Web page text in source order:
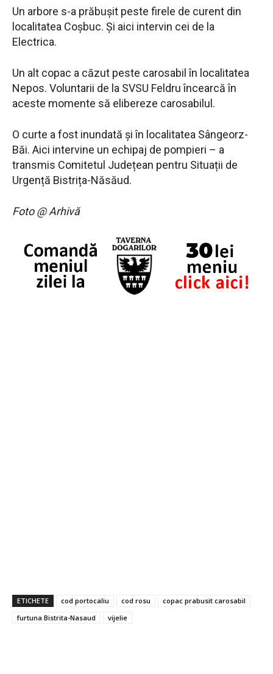
Un arbore s-a prăbușit peste firele de curent din
localitatea Coșbuc. Și aici intervin cei de la
Electrica.
Un alt copac a căzut peste carosabil în localitatea
Nepos. Voluntarii de la SVSU Feldru încearcă în
aceste momente să elibereze carosabilul.
O curte a fost inundată și în localitatea Sângeorz-
Băi. Aici intervine un echipaj de pompieri – a
transmis Comitetul Județean pentru Situații de
Urgență Bistrița-Năsăud.
Foto @ Arhivă
ETICHETE cod portocaliu cod rosu
copac prabusit carosabil
furtuna Bistrita-Nasaud
vijelie